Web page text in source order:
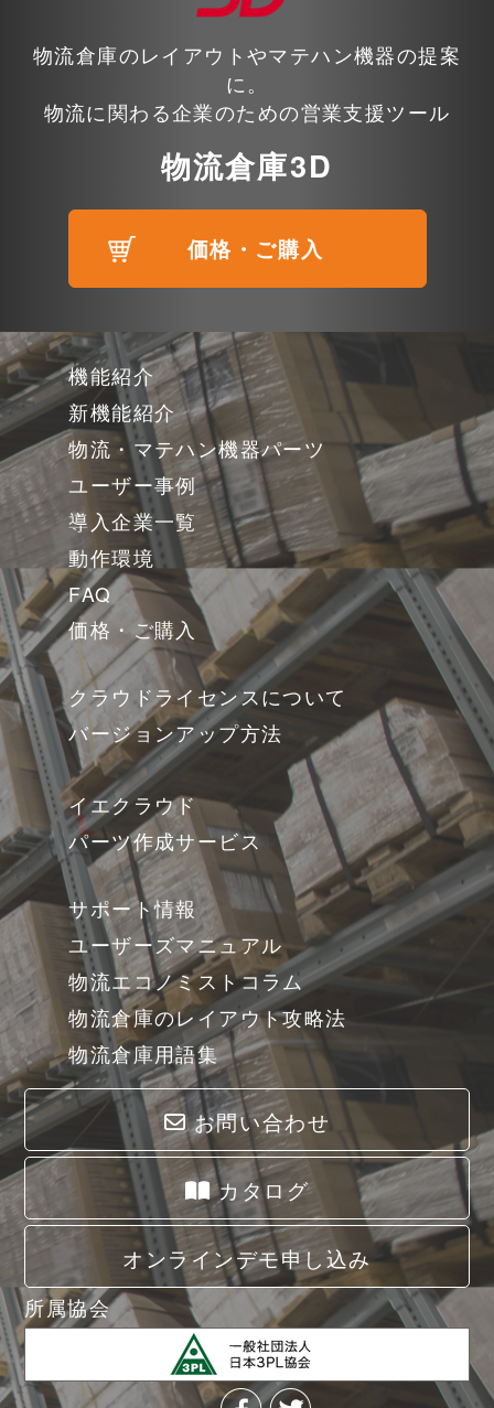
物流倉庫のレイアウトやマテハン機器の提案
に。
物流に関わる企業のための営業支援ツール
物流倉庫3D
価格・ご購入
機能紹介
新機能紹介
物流・マテハン機器パーツ
ユーザー事例
導入企業一覧
動作環境
FAQ
価格・ご購入
クラウドライセンスについて
バージョンアップ方法
イエクラウド
パーツ作成サービス
サポート情報
ユーザーズマニュアル
物流エコノミストコラム
物流倉庫のレイアウト攻略法
物流倉庫用語集
お問い合わせ
カタログ
オンラインデモ申し込み
所属協会